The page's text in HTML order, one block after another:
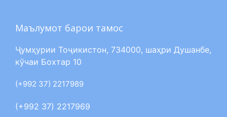
Маълумот барои тамос
Ҷумҳурии Тоҷикистон, 734000, шаҳри Душанбе,
кӯчаи Бохтар 10
(+992 37) 2217989
(+992 37) 2217969